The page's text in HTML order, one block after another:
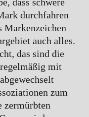
durchfahren
Markenzeichen
auch alles.
das sind die
mit
zum
zermürbten